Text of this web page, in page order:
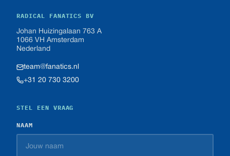
RADICAL FANATICS BV
Johan Huizingalaan 763 A
1066 VH Amsterdam
Nederland
team@fanatics.nl
+31 20 730 3200
STEL EEN VRAAG
NAAM